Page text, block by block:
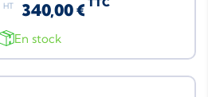
HT 340,00 €
En stock